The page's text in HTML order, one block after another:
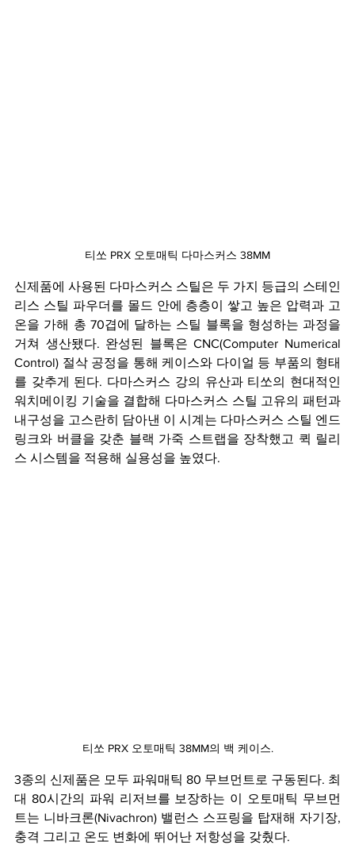
티쏘 PRX 오토매틱 다마스커스 38MM
신제품에 사용된 다마스커스 스틸은 두 가지 등급의 스테인
리스 스틸 파우더를 몰드 안에 층층이 쌓고 높은 압력과 고
온을 가해 총 70겹에 달하는 스틸 블록을 형성하는 과정을
거쳐 생산됐다. 완성된 블록은 CNC(Computer Numerical
Control) 절삭 공정을 통해 케이스와 다이얼 등 부품의 형태
를 갖추게 된다. 다마스커스 강의 유산과 티쏘의 현대적인
워치메이킹 기술을 결합해 다마스커스 스틸 고유의 패턴과
내구성을 고스란히 담아낸 이 시계는 다마스커스 스틸 엔드
링크와 버클을 갖춘 블랙 가죽 스트랩을 장착했고 퀵 릴리
스 시스템을 적용해 실용성을 높였다.
티쏘 PRX 오토매틱 38MM의 백 케이스.
3종의 신제품은 모두 파워매틱 80 무브먼트로 구동된다. 최
대 80시간의 파워 리저브를 보장하는 이 오토매틱 무브먼
트는 니바크론(Nivachron) 밸런스 스프링을 탑재해 자기장,
충격 그리고 온도 변화에 뛰어난 저항성을 갖췄다.